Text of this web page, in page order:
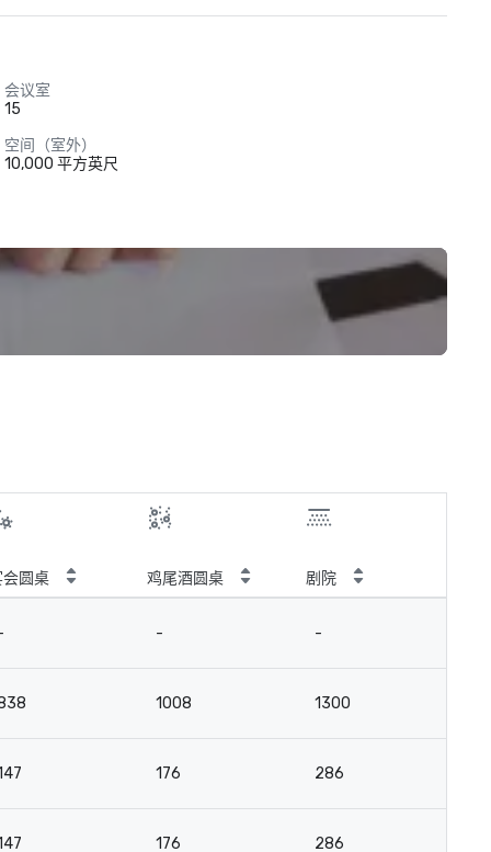
会议室
15
空间（室外）
10,000 平方英尺
会圆桌 鸡尾酒圆桌 剧院
- -
1008 1300
176 286
176 286